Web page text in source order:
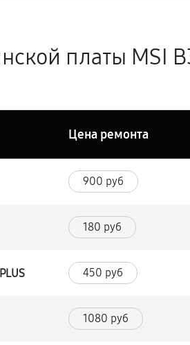
платы MSI
Цена ремонта
900 руб
180 руб
450 руб
1080 руб